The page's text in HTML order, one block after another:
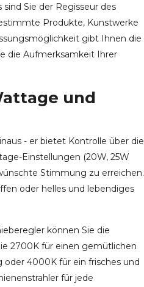
Sie der Regisseur des
Produkte, Kunstwerke
gibt Ihnen die
die Aufmerksamkeit Ihrer
und
- er bietet Kontrolle über die
Einstellungen (20W, 25W
Stimmung zu erreichen.
oder helles und lebendiges
können Sie die
2700K für einen gemütlichen
oder 4000K für ein frisches und
für jede